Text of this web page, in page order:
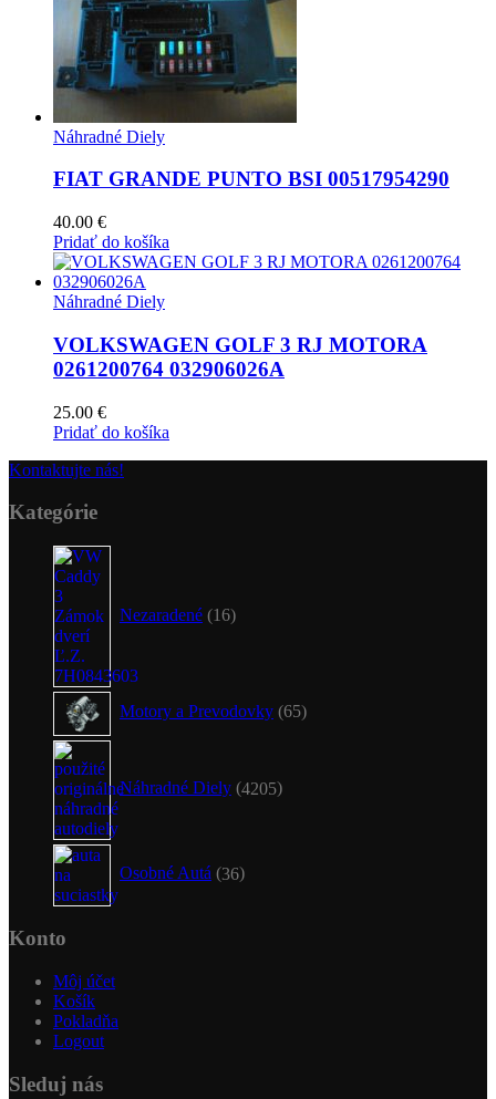
Náhradné Diely
FIAT GRANDE PUNTO BSI 00517954290
40.00 €
Pridať do košíka
Náhradné Diely
VOLKSWAGEN GOLF 3 RJ MOTORA
0261200764 032906026A
25.00 €
Pridať do košíka
Kontaktujte nás!
Kategórie
Nezaradené 16
Motory a Prevodovky 65produktov
Náhradné Diely 4205
Osobné Autá 36produktov
Konto
Môj účet
Košík
Pokladňa
Logout
Sleduj nás